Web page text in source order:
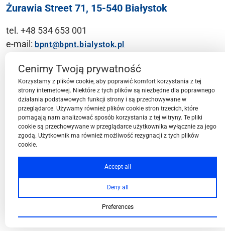
Żurawia Street 71, 15-540 Białystok
tel. +48 534 653 001
e-mail: bpnt@bpnt.bialystok.pl
Contact
BPN-T Area
BPN-T Offer
Cenimy Twoją prywatność
Korzystamy z plików cookie, aby poprawić komfort korzystania z tej
strony internetowej. Niektóre z tych plików są niezbędne dla poprawnego
działania podstawowych funkcji strony i są przechowywane w
przeglądarce. Używamy również plików cookie stron trzecich, które
pomagają nam analizować sposób korzystania z tej witryny. Te pliki
cookie są przechowywane w przeglądarce użytkownika wyłącznie za jego
zgodą. Użytkownik ma również możliwość rezygnacji z tych plików
cookie.
Accept all
Deny all
Preferences